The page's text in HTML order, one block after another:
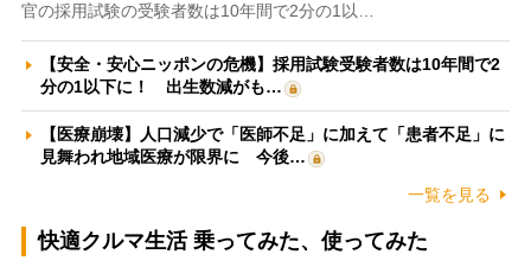
官の採用試験の受験者数は10年間で2分の1以…
【安全・安心ニッポンの危機】採用試験受験者数は10年間で2
分の1以下に！ 出生数減がも…
【医療崩壊】人口減少で「医師不足」に加えて「患者不足」に
見舞われ地域医療が限界に 今後…
一覧を見る
快適クルマ生活 乗ってみた、使ってみた